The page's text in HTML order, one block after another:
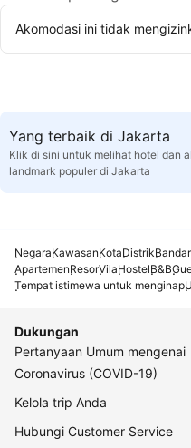
Akomodasi ini tidak
Yang terbaik di Jakarta
Klik di sini untuk melihat hotel dan
landmark populer di Jakarta
NegaraKawasanKotaDistrik
ApartemenResorVilaHostelB&B
Tempat istimewa untuk menginap
Dukungan
Pertanyaan Umum mengenai
Coronavirus (COVID-19)
Kelola trip Anda
Hubungi Customer Service